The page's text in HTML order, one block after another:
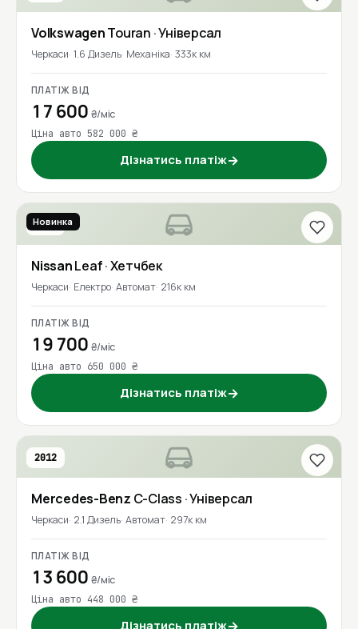
VolkswagenTouran · Універсал
Черкаси 1.6 Дизель Механіка 333к км
ПЛАТІЖ ВІД
17 600 ₴/міс
Ціна авто 582 000 ₴
Дізнатись платіж→
2021
Новинка
NissanLeaf· Хетчбек
Черкаси Електро Автомат 216к км
ПЛАТІЖ ВІД
19 700 ₴/міс
Ціна авто 650 000 ₴
Дізнатись платіж→
2012
Mercedes-Benz C-Class · Універсал
Черкаси 2.1 Дизель Автомат 297к км
ПЛАТІЖ ВІД
13 600 ₴/міс
Ціна авто 448 000 ₴
Дізнатись платіж